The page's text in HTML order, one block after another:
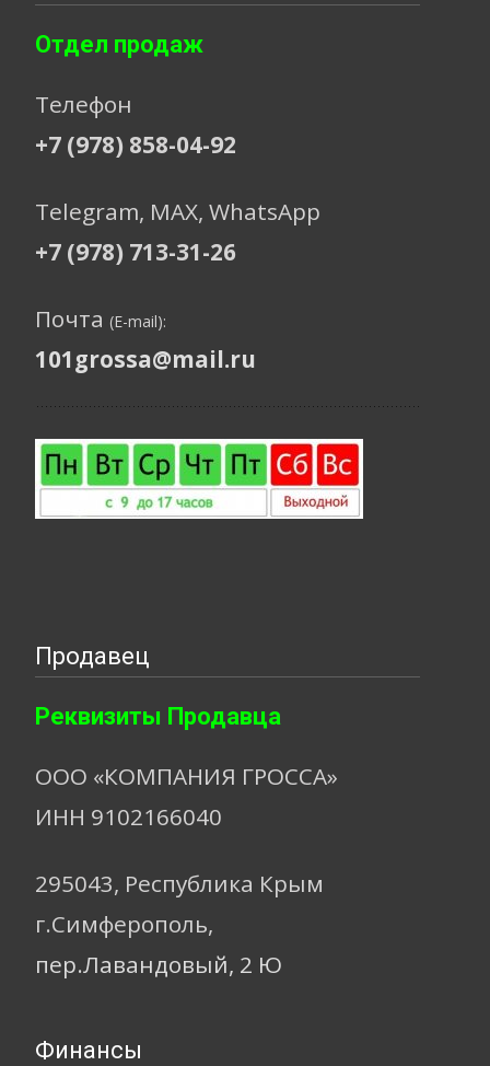
Отдел продаж
Телефон
+7 (978) 858-04-92
Telegram, МАХ, WhatsApp
+7 (978) 713-31-26
Почта (E-mail):
101grossa@mail.ru
Продавец
Реквизиты Продавца
ООО «КОМПАНИЯ ГРОССА»
ИНН 9102166040
295043, Республика Крым
г.Симферополь,
пер.Лавандовый, 2 Ю
Финансы